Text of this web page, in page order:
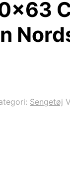
Sengetøj